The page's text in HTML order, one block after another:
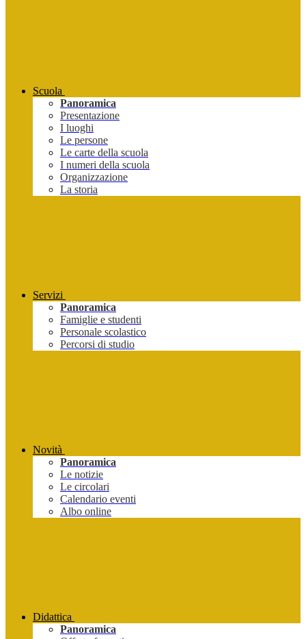
Scuola
Panoramica
Presentazione
I luoghi
Le persone
Le carte della scuola
I numeri della scuola
Organizzazione
La storia
Servizi
Panoramica
Famiglie e studenti
Personale scolastico
Percorsi di studio
Novità
Panoramica
Le notizie
Le circolari
Calendario eventi
Albo online
Didattica
Panoramica